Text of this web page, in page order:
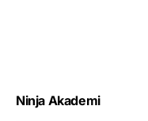
Ninja Akademi